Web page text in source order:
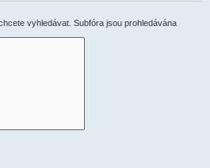
vyhledávat. Subfóra jsou prohledávána